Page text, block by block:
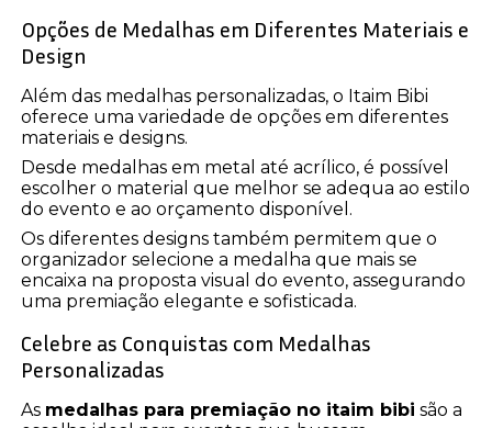
Opções de Medalhas em Diferentes Materiais e
Design
Além das medalhas personalizadas, o Itaim Bibi
oferece uma variedade de opções em diferentes
materiais e designs.
Desde medalhas em metal até acrílico, é possível
escolher o material que melhor se adequa ao estilo
do evento e ao orçamento disponível.
Os diferentes designs também permitem que o
organizador selecione a medalha que mais se
encaixa na proposta visual do evento, assegurando
uma premiação elegante e sofisticada.
Celebre as Conquistas com Medalhas
Personalizadas
As medalhas para premiação no itaim bibi são a